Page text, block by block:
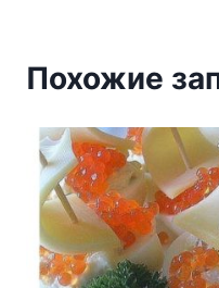
Похожие